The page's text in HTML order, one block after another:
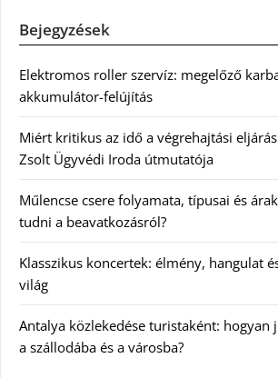
Bejegyzések
Elektromos roller szervíz: megelőző
akkumulátor-felújítás
Miért kritikus az idő a végrehajtási
Zsolt Ügyvédi Iroda útmutatója
Műlencse csere folyamata, típusai és
tudni a beavatkozásról?
Klasszikus koncertek: élmény, hangulat
világ
Antalya közlekedése turistaként: hogyan
a szállodába és a városba?